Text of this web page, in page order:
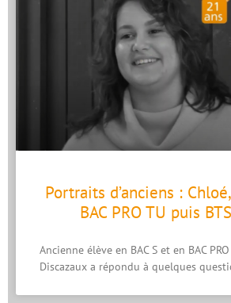
Portraits d’anciens :
BAC PRO TU puis
Ancienne élève en BAC S et en BAC
Discazaux a répondu à quelques